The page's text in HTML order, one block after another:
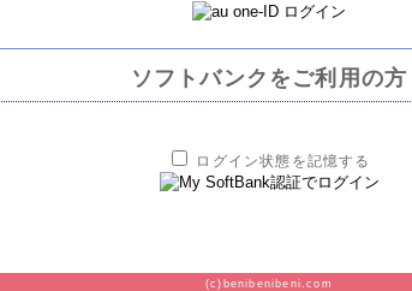
ソフトバンクをご利用の方
ログイン状態を記憶する
(c)benibenibeni.com